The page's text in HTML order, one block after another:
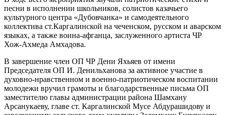
песни в исполнении школьников, солистов казачьего
культурного центра «Дубовчанка» и самодеятельного
коллектива ст.Каргалинской на чеченском, русском и аварском
языках, а также воина-афганца, заслуженного артиста ЧР
Хож-Ахмеда Амхадова.
В завершение член ОП ЧР Дени Яхьяев от имени
Председателя ОП И. Денильханова за активное участие в
духовно-нравственном и военно-патриотическом воспитании
молодежи вручил грамоты и благодарственные письма ОП
заместителю главы администрации района Шамхану
Арсанукаеву, главе ст. Каргалинской Мусе Абдурашидову и